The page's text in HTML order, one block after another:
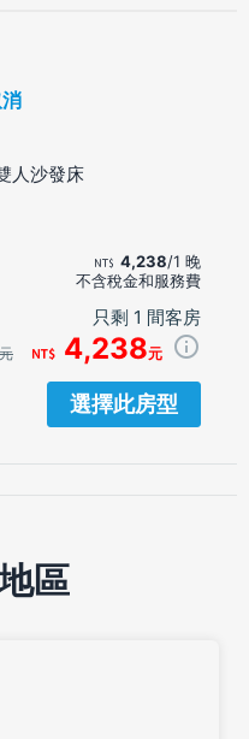
人沙發床
4,238/1 晚
不含稅金和服務費
只剩 1 間客房
元 4,238元
選擇此房型
區